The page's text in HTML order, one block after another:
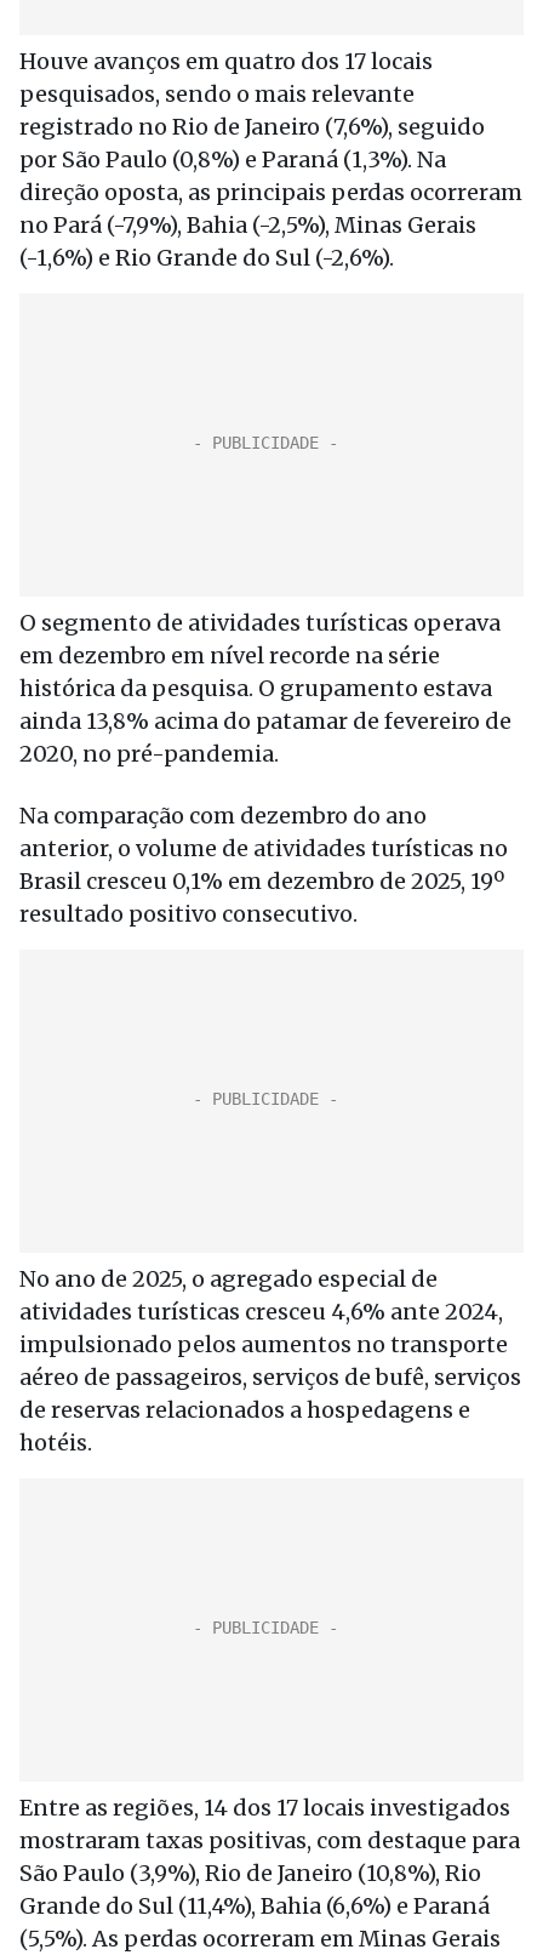
Houve avanços em quatro dos 17 locais
pesquisados, sendo o mais relevante
registrado no Rio de Janeiro (7,6%), seguido
por São Paulo (0,8%) e Paraná (1,3%). Na
direção oposta, as principais perdas ocorreram
no Pará (-7,9%), Bahia (-2,5%), Minas Gerais
(-1,6%) e Rio Grande do Sul (-2,6%).
O segmento de atividades turísticas operava
em dezembro em nível recorde na série
histórica da pesquisa. O grupamento estava
ainda 13,8% acima do patamar de fevereiro de
2020, no pré-pandemia.
Na comparação com dezembro do ano
anterior, o volume de atividades turísticas no
Brasil cresceu 0,1% em dezembro de 2025, 19º
resultado positivo consecutivo.
No ano de 2025, o agregado especial de
atividades turísticas cresceu 4,6% ante 2024,
impulsionado pelos aumentos no transporte
aéreo de passageiros, serviços de bufê, serviços
de reservas relacionados a hospedagens e
hotéis.
Entre as regiões, 14 dos 17 locais investigados
mostraram taxas positivas, com destaque para
São Paulo (3,9%), Rio de Janeiro (10,8%), Rio
Grande do Sul (11,4%), Bahia (6,6%) e Paraná
(5,5%). As perdas ocorreram em Minas Gerais